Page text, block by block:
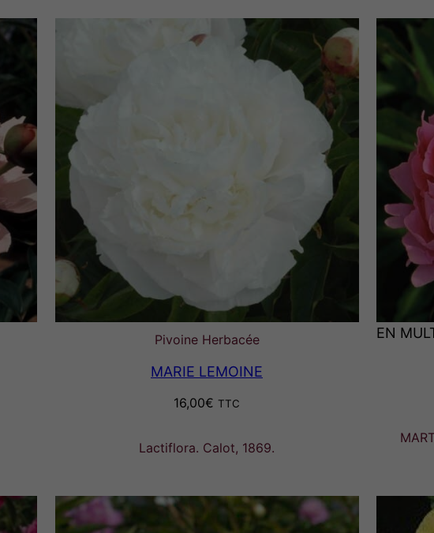
Pivoine Herbacée
MARIE LEMOINE
16,00€ TTC
Lactiflora. Calot, 1869.
EN